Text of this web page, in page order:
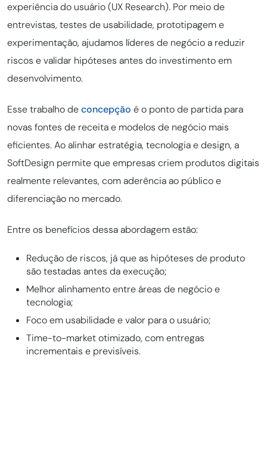
experiência do usuário (UX Research). Por meio de
entrevistas, testes de usabilidade, prototipagem e
experimentação, ajudamos líderes de negócio a reduzir
riscos e validar hipóteses antes do investimento em
desenvolvimento.
Esse trabalho deconcepção é o ponto de partida para
novas fontes de receita e modelos de negócio mais
eficientes. Ao alinhar estratégia, tecnologia e design, a
SoftDesign permite que empresas criem produtos digitais
realmente relevantes, com aderência ao público e
diferenciação no mercado.
Entre os benefícios dessa abordagem estão:
Redução de riscos, já que as hipóteses de produto
são testadas antes da execução;
Melhor alinhamento entre áreas de negócio e
tecnologia;
Foco em usabilidade e valor para o usuário;
Time-to-market otimizado, com entregas
incrementais e previsíveis.